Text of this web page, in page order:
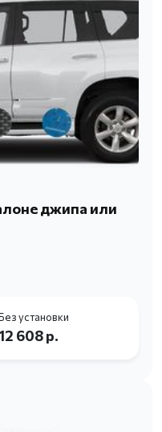
джипа или
установки
608 р.